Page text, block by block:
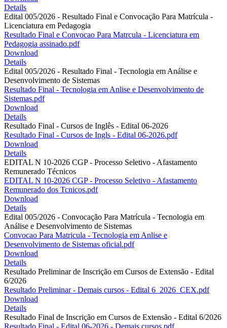
Details
Edital 005/2026 - Resultado Final e Convocação Para Matrícula -
Licenciatura em Pedagogia
Resultado Final e Convocao Para Matrcula - Licenciatura em
Pedagogia assinado.pdf
Download
Details
Edital 005/2026 - Resultado Final - Tecnologia em Análise e
Desenvolvimento de Sistemas
Resultado Final - Tecnologia em Anlise e Desenvolvimento de
Sistemas.pdf
Download
Details
Resultado Final - Cursos de Inglês - Edital 06-2026
Resultado Final - Cursos de Ingls - Edital 06-2026.pdf
Download
Details
EDITAL N 10-2026 CGP - Processo Seletivo - Afastamento
Remunerado Técnicos
EDITAL N 10-2026 CGP - Processo Seletivo - Afastamento
Remunerado dos Tcnicos.pdf
Download
Details
Edital 005/2026 - Convocação Para Matrícula - Tecnologia em
Análise e Desenvolvimento de Sistemas
Convocao Para Matricula - Tecnologia em Anlise e
Desenvolvimento de Sistemas oficial.pdf
Download
Details
Resultado Preliminar de Inscrição em Cursos de Extensão - Edital
6/2026
Resultado Preliminar - Demais cursos - Edital 6_2026_CEX.pdf
Download
Details
Resultado Final de Inscrição em Cursos de Extensão - Edital 6/2026
Resultado Final - Edital 06-2026 - Demais cursos.pdf